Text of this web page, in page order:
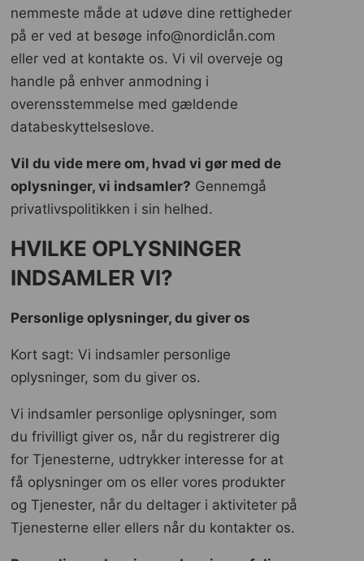
nemmeste måde at udøve dine rettigheder
på er ved at besøge info@nordiclån.com
eller ved at kontakte os. Vi vil overveje og
handle på enhver anmodning i
overensstemmelse med gældende
databeskyttelseslove.
Vil du vide mere om, hvad vi gør med de
oplysninger, vi indsamler? Gennemgå
privatlivspolitikken i sin helhed.
HVILKE OPLYSNINGER
INDSAMLER VI?
Personlige oplysninger, du giver os
Kort sagt: Vi indsamler personlige
oplysninger, som du giver os.
Vi indsamler personlige oplysninger, som
du frivilligt giver os, når du registrerer dig
for Tjenesterne, udtrykker interesse for at
få oplysninger om os eller vores produkter
og Tjenester, når du deltager i aktiviteter på
Tjenesterne eller ellers når du kontakter os.